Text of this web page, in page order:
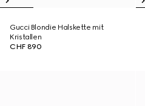
Gucci Blondie Halskette mit
Kristallen
CHF 890